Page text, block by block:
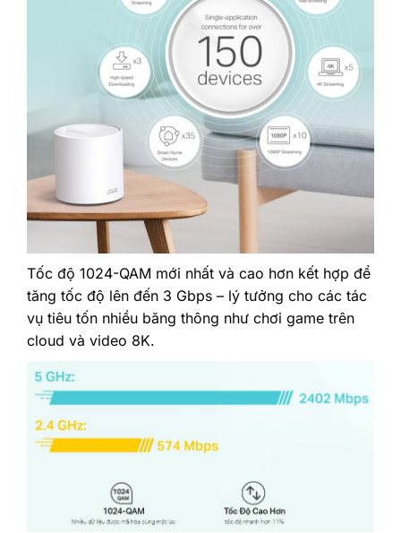
Tốc độ 1024-QAM mới nhất và cao hơn kết hợp để
tăng tốc độ lên đến 3 Gbps – lý tưởng cho các tác
vụ tiêu tốn nhiều băng thông như chơi game trên
cloud và video 8K.